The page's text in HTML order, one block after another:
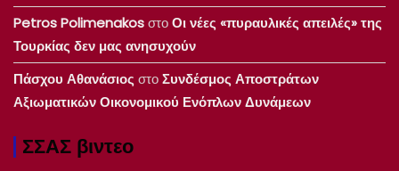
Petros PolimenakosστοΟι νέες «πυραυλικές απειλές» της
Τουρκίας δεν μας ανησυχούν
Πάσχου Αθανάσιος στοΣυνδέσμος Αποστράτων
Αξιωματικών Οικονομικού Ενόπλων Δυνάμεων
ΣΣΑΣ βιντεο